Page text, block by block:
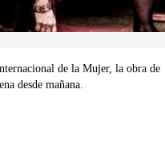
de la Mujer, la obra de
desde mañana.